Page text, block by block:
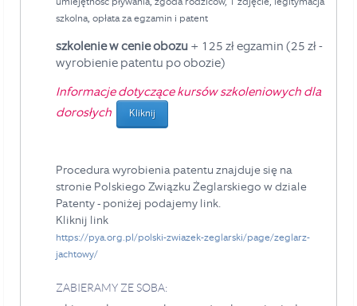
szkolna, opłata za egzamin i patent
szkolenie w cenie obozu + 125 zł egzamin (25 zł -
wyrobienie patentu po obozie)
Informacje dotyczące kursów szkoleniowych dla
dorosłych
Kliknij
Procedura wyrobienia patentu znajduje się na
stronie Polskiego Związku Żeglarskiego w dziale
Patenty - poniżej podajemy link.
Kliknij link
https://pya.org.pl/polski-zwiazek-zeglarski/page/zeglarz-
jachtowy/
ZABIERAMY ZE SOBA: